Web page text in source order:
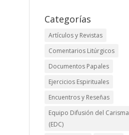
Categorías
Artículos y Revistas
Comentarios Litúrgicos
Documentos Papales
Ejercicios Espirituales
Encuentros y Reseñas
Equipo Difusión del Carisma
(EDC)